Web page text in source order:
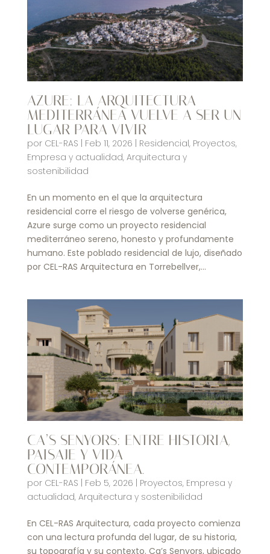
AZURE: LA ARQUITECTURA
MEDITERRÁNEA VUELVE A SER UN
LUGAR PARA VIVIR
por CEL-RAS | Feb 11, 2026 | Residencial, Proyectos,
Empresa y actualidad, Arquitectura y
sostenibilidad
En un momento en el que la arquitectura
residencial corre el riesgo de volverse genérica,
Azure surge como un proyecto residencial
mediterráneo sereno, honesto y profundamente
humano. Este poblado residencial de lujo, diseñado
por CEL-RAS Arquitectura en Torrebellver,...
CA’S SENYORS: ENTRE HISTORIA,
PAISAJE Y VIDA
CONTEMPORÁNEA.
por CEL-RAS | Feb 5, 2026 | Proyectos, Empresa y
actualidad, Arquitectura y sostenibilidad
En CEL-RAS Arquitectura, cada proyecto comienza
con una lectura profunda del lugar, de su historia,
su topografía y su contexto. Ca’s Senyors, ubicado